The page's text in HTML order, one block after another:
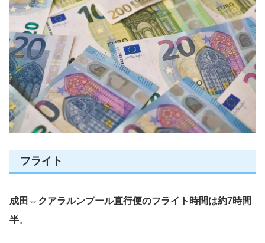
フライト
成田⇔クアラルンプール直行便のフライト時間は約7時間
半。